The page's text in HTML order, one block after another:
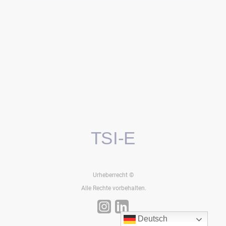
TSI-E
Urheberrecht ©
Alle Rechte vorbehalten.
Deutsch